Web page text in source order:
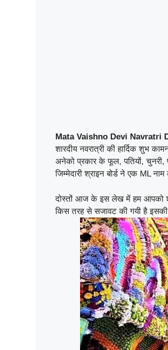
Mata Vaishno Devi Navratri
शारदीय नवरात्री की हार्दिक शुभ
अनेको प्रकार के फूल, पतियों,
जिम्मेदारी श्राइन बोर्ड ने एक ML
दोस्तों आज के इस लेख में हम आपको
किस तरह से सजावट की गयी है इसकी